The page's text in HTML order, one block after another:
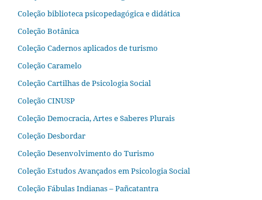
Coleção biblioteca psicopedagógica e didática
Coleção Botânica
Coleção Cadernos aplicados de turismo
Coleção Caramelo
Coleção Cartilhas de Psicologia Social
Coleção CINUSP
Coleção Democracia, Artes e Saberes Plurais
Coleção Desbordar
Coleção Desenvolvimento do Turismo
Coleção Estudos Avançados em Psicologia Social
Coleção Fábulas Indianas – Pañcatantra